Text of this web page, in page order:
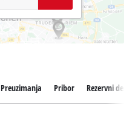
Preuzimanja Pribor Rezervni